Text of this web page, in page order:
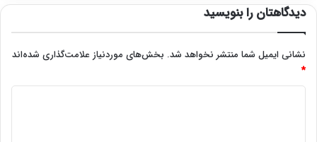
دیدگاهتان را بنویسید
نشانی ایمیل شما منتشر نخواهد شد. بخش‌های موردنیاز علامت‌گذاری شده‌اند
*